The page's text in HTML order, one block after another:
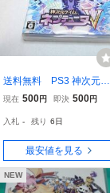
送料無料 PS3 神次元ゲ
イム ネプテューヌV[通常
３
現在 500円 即決 500円
入札 - 残り 6日
最安値を見る
NEW